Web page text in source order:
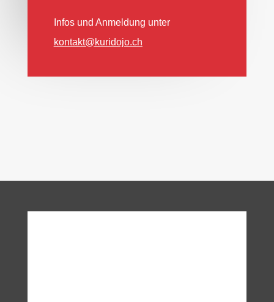
Infos und Anmeldung unter
kontakt@kuridojo.ch